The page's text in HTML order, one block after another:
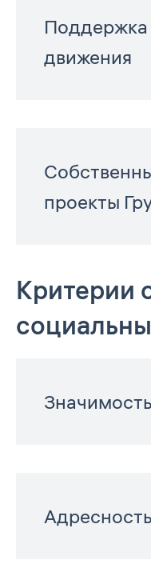
Поддержка
движения
проекты
Критерии
Значимость
Адресность